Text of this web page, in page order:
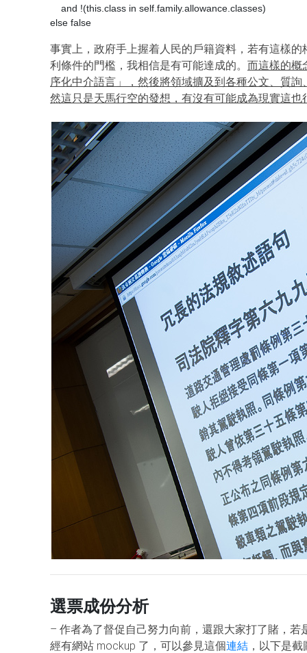
    and !(this.class in self.family.allowance.classes)
else false
事實上，政府手上握着人民的戶籍資料，若有這樣
利條件的門檻，我相信是有可能達成的。 而這樣的概
序化中介語言」，然後將領域擴及到各種公文、質
然這只是天馬行空的發想，有沒有可能成為現實這也
選票成份分析
– 作者為了督促自己努力向前，還跟大家打了賭，
經有網站 mockup 了，可以參見這個連結 ，以下是截